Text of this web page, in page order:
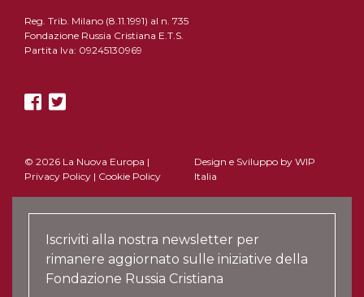
Reg. Trib. Milano (8.11.1991) al n. 735
Fondazione Russia Cristiana E.T.S.
Partita Iva: 09245130969
© 2026 La Nuova Europa |
Privacy Policy | Cookie Policy
Design e Sviluppo by WIP
Italia
Iscriviti alla nostra newsletter per
rimanere aggiornato sulle iniziative della
Fondazione Russia Cristiana